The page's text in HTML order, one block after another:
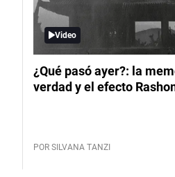
Video
¿Qué pasó ayer?: la
verdad y el efecto
POR SILVANA TANZI